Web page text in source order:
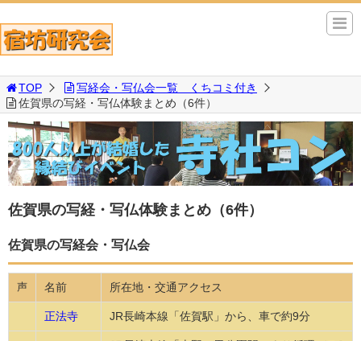
TOP
写経会・写仏会一覧 くちコミ付き
佐賀県の写経・写仏体験まとめ（6件）
佐賀県の写経・写仏体験まとめ（6件）
佐賀県の写経会・写仏会
声 名前 所在地・交通アクセス
正法寺 JR長崎本線「佐賀駅」から、車で約9分